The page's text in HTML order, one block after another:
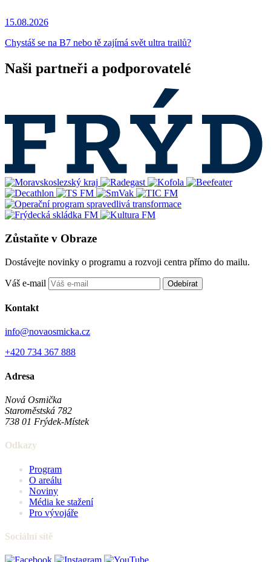
15.08.2026
Chystáš se na B7 nebo tě zajímá svět ultra trailů?
Naši partneři a podporovatelé
Zůstaňte v Obraze
Dostávejte novinky o programu a rozvoji centra přímo do mailu.
Váš e-mail Odebírat
Kontakt
info@novaosmicka.cz
+420 734 367 888
Adresa
Nová Osmička
Staroměstská 782
738 01 Frýdek-Místek
Odkazy
Program
O areálu
Noviny
Média ke stažení
Pro vývojáře
Sociální sítě